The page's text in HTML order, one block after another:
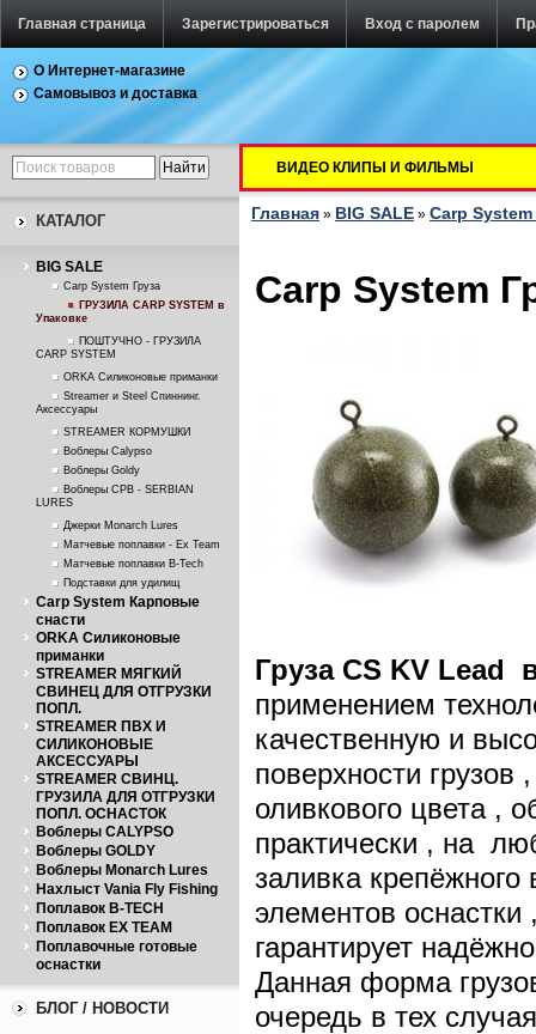
Главная страница Зарегистрироваться Вход с паролем
О Интернет-магазине
Самовывоз и доставка
КАТАЛОГ
BIG SALE
Carp System Груза
ГРУЗИЛА CARP SYSTEM в
Упаковке
ПОШТУЧНО - ГРУЗИЛА
CARP SYSTEM
ORKA Силиконовые приманки
Streamer и Steel Спиннинг.
Аксессуары
STREAMER КОРМУШКИ
Воблеры Calypso
Воблеры Goldy
Воблеры СРВ - SERBIAN
LURES
Джерки Monarch Lures
Матчевые поплавки - Ex Team
Матчевые поплавки B-Tech
Подставки для удилищ
Carp System Карповые
снасти
ORKA Силиконовые
приманки
STREAMER МЯГКИЙ
СВИНЕЦ ДЛЯ ОТГРУЗКИ
ПОПЛ.
STREAMER ПВХ И
СИЛИКОНОВЫЕ
АКСЕССУАРЫ
STREAMER СВИНЦ.
ГРУЗИЛА ДЛЯ ОТГРУЗКИ
ПОПЛ. ОСНАСТОК
Воблеры CALYPSO
Воблеры GOLDY
Воблеры Monarch Lures
Нахлыст Vania Fly Fishing
Поплавок B-TECH
Поплавок EX TEAM
Поплавочные готовые
оснастки
БЛОГ / НОВОСТИ
ВИДЕО КЛИПЫ И ФИЛЬМЫ
Главная » BIG SALE » Carp System
Carp System
Груза CS KV Lead
применением
качественную и
поверхности
оливкового цвета ,
практически , на
заливка крепёжного
элементов
гарантирует
Данная форма
очередь в тех